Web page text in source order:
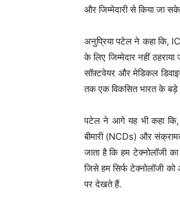
और जिम्मेदारी से किया जा
अनुप्रिया पटेल ने कहा कि,
के लिए जिम्मेदार नहीं
सॉफ़्टवेयर और मेडिकल
तक एक विकसित भारत के
पटेल ने आगे यह भी कहा
बीमारी (NCDs) और
जाता है कि हम टेक्नोलॉजी
जिसे हम सिर्फ टेक्नोलॉजी
पर देखते हैं.